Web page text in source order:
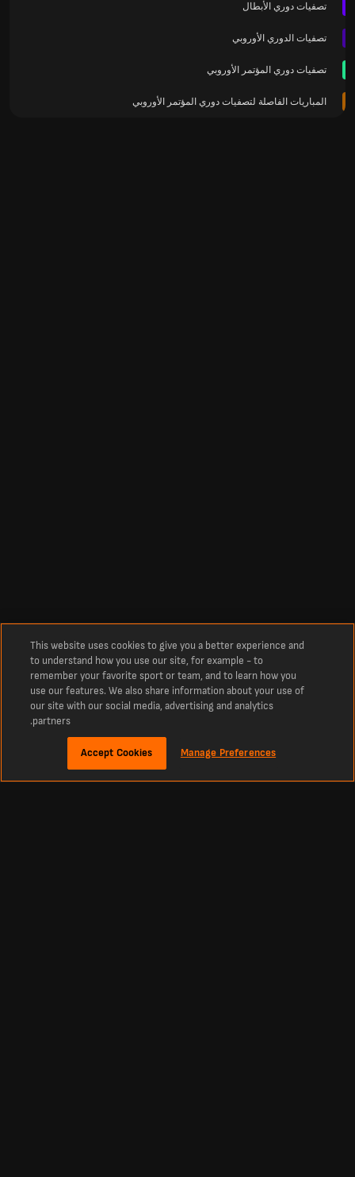
تصفيات دوري الأبطال
تصفيات الدوري الأوروبي
تصفيات دوري المؤتمر الأوروبي
المباريات الفاصلة لتصفيات دوري المؤتمر الأوروبي
This website uses cookies to give you a better experience and
to understand how you use our site, for example - to
remember your favorite sport or team, and to learn how you
use our features. We also share information about your use of
our site with our social media, advertising and analytics
partners.
Manage Preferences
Accept Cookies